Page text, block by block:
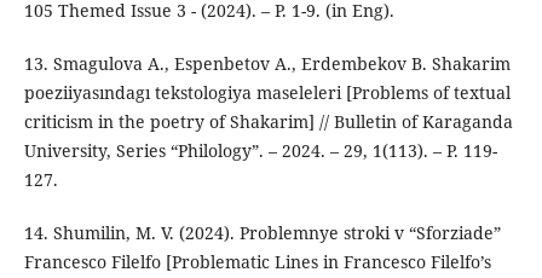
105 Themed Issue 3 - (2024). – P. 1-9. (in Eng).
13. Smagulova A., Espenbetov A., Erdembekov B. Shakarim
poeziiyasındagı tekstologiya maseleleri [Problems of textual
criticism in the poetry of Shakarim] // Bulletin of Karaganda
University, Series “Philology”. – 2024. – 29, 1(113). – P. 119-
127.
14. Shumilin, M. V. (2024). Problemnye stroki v “Sforziade”
Francesco Filelfo [Problematic Lines in Francesco Filelfo’s